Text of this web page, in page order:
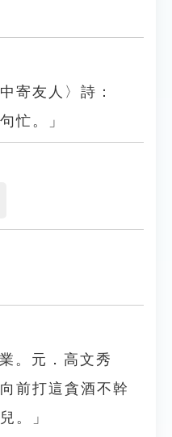
寄友人〉詩：
忙。」
。元．高文秀
前打這貪酒不幹
。」